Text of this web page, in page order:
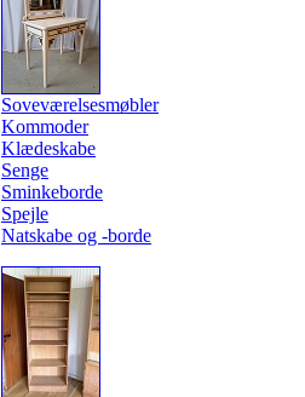
Soveværelsesmøbler
Kommoder
Klædeskabe
Senge
Sminkeborde
Spejle
Natskabe og -borde